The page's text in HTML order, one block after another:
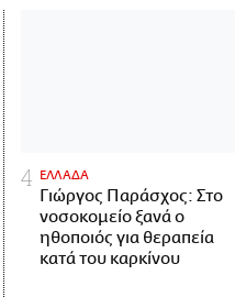
ΕΛΛΑΔΑ
Γιώργος Παράσχος: Στο
νοσοκομείο ξανά ο
ηθοποιός για θεραπεία
κατά του καρκίνου